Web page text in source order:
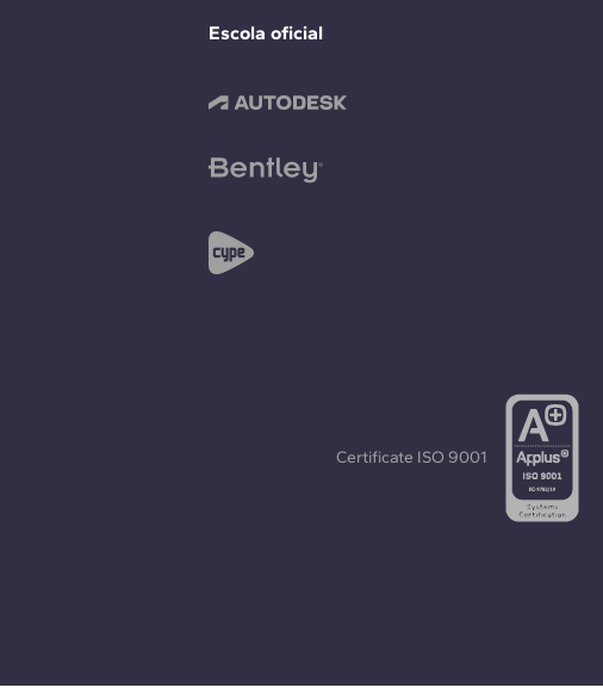
Escola oficial
Certificate ISO 9001